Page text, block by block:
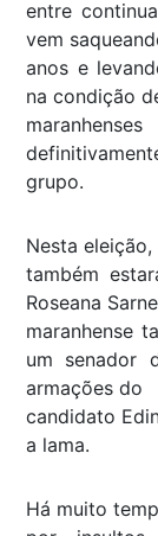
entre
vem
anos e
na condição
grupo.
Nesta
também
Roseana
maranhense
um senador
armações do
candidato
a lama.
Há muito